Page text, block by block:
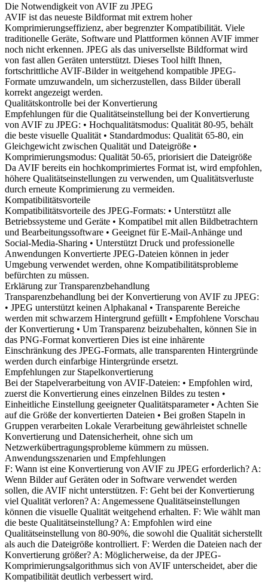
Die Notwendigkeit von AVIF zu JPEG
AVIF ist das neueste Bildformat mit extrem hoher
Komprimierungseffizienz, aber begrenzter Kompatibilität. Viele
traditionelle Geräte, Software und Plattformen können AVIF immer
noch nicht erkennen. JPEG als das universellste Bildformat wird
von fast allen Geräten unterstützt. Dieses Tool hilft Ihnen,
fortschrittliche AVIF-Bilder in weitgehend kompatible JPEG-
Formate umzuwandeln, um sicherzustellen, dass Bilder überall
korrekt angezeigt werden.
Qualitätskontrolle bei der Konvertierung
Empfehlungen für die Qualitätseinstellung bei der Konvertierung
von AVIF zu JPEG: • Hochqualitätsmodus: Qualität 80-95, behält
die beste visuelle Qualität • Standardmodus: Qualität 65-80, ein
Gleichgewicht zwischen Qualität und Dateigröße •
Komprimierungsmodus: Qualität 50-65, priorisiert die Dateigröße
Da AVIF bereits ein hochkomprimiertes Format ist, wird empfohlen,
höhere Qualitätseinstellungen zu verwenden, um Qualitätsverluste
durch erneute Komprimierung zu vermeiden.
Kompatibilitätsvorteile
Kompatibilitätsvorteile des JPEG-Formats: • Unterstützt alle
Betriebssysteme und Geräte • Kompatibel mit allen Bildbetrachtern
und Bearbeitungssoftware • Geeignet für E-Mail-Anhänge und
Social-Media-Sharing • Unterstützt Druck und professionelle
Anwendungen Konvertierte JPEG-Dateien können in jeder
Umgebung verwendet werden, ohne Kompatibilitätsprobleme
befürchten zu müssen.
Erklärung zur Transparenzbehandlung
Transparenzbehandlung bei der Konvertierung von AVIF zu JPEG:
• JPEG unterstützt keinen Alphakanal • Transparente Bereiche
werden mit schwarzem Hintergrund gefüllt • Empfohlene Vorschau
der Konvertierung • Um Transparenz beizubehalten, können Sie in
das PNG-Format konvertieren Dies ist eine inhärente
Einschränkung des JPEG-Formats, alle transparenten Hintergründe
werden durch einfarbige Hintergründe ersetzt.
Empfehlungen zur Stapelkonvertierung
Bei der Stapelverarbeitung von AVIF-Dateien: • Empfohlen wird,
zuerst die Konvertierung eines einzelnen Bildes zu testen •
Einheitliche Einstellung geeigneter Qualitätsparameter • Achten Sie
auf die Größe der konvertierten Dateien • Bei großen Stapeln in
Gruppen verarbeiten Lokale Verarbeitung gewährleistet schnelle
Konvertierung und Datensicherheit, ohne sich um
Netzwerkübertragungsprobleme kümmern zu müssen.
Anwendungsszenarien und Empfehlungen
F: Wann ist eine Konvertierung von AVIF zu JPEG erforderlich? A:
Wenn Bilder auf Geräten oder in Software verwendet werden
sollen, die AVIF nicht unterstützen. F: Geht bei der Konvertierung
viel Qualität verloren? A: Angemessene Qualitätseinstellungen
können die visuelle Qualität weitgehend erhalten. F: Wie wählt man
die beste Qualitätseinstellung? A: Empfohlen wird eine
Qualitätseinstellung von 80-90%, die sowohl die Qualität sicherstellt
als auch die Dateigröße kontrolliert. F: Werden die Dateien nach der
Konvertierung größer? A: Möglicherweise, da der JPEG-
Komprimierungsalgorithmus sich von AVIF unterscheidet, aber die
Kompatibilität deutlich verbessert wird.